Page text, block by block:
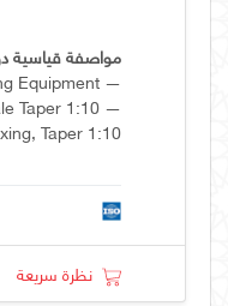
مواصفة قياسية
Equipment —
Taper 1:10 —
Taper 1:10
نظرة سريعة